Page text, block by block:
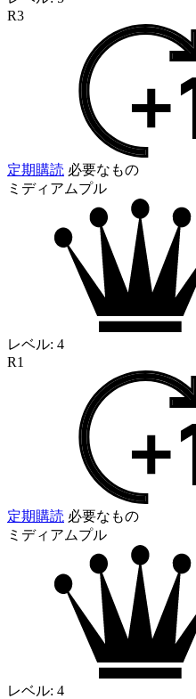
R3
定期購読 必要なもの
ミディアムプル
レベル: 4
R1
定期購読 必要なもの
ミディアムプル
レベル: 4